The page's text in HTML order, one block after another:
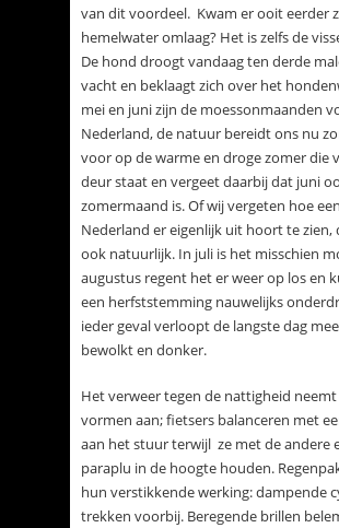
van dit voordeel. Kwam er ooit eerder
hemelwater omlaag? Het is zelfs de
De hond droogt vandaag ten derde
vacht en beklaagt zich over het
mei en juni zijn de moessonmaanden
Nederland, de natuur bereidt ons nu
voor op de warme en droge zomer die
deur staat en vergeet daarbij dat juni
zomermaand is. Of wij vergeten hoe
Nederland er eigenlijk uit hoort te zien,
ook natuurlijk. In juli is het misschien
augustus regent het er weer op los en
een herfststemming nauwelijks
ieder geval verloopt de langste dag
bewolkt en donker.
Het verweer tegen de nattigheid
vormen aan; fietsers balanceren met
aan het stuur terwijl ze met de andere
paraplu in de hoogte houden.
hun verstikkende werking: dampende
trekken voorbij. Beregende brillen